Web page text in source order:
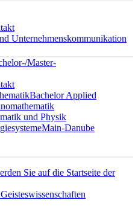
Unternehmenskommunikation
Master-
Bachelor Applied
und Physik
Main-Danube